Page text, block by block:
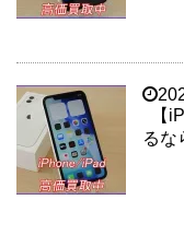
【
るな